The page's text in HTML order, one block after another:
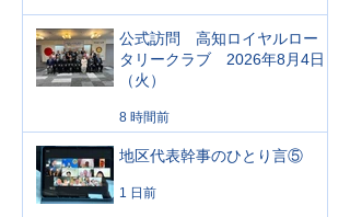
公式訪問 高知ロイヤルロー
タリークラブ 2026年8月4日
（火）
8 時間前
地区代表幹事のひとり言⑤
1 日前